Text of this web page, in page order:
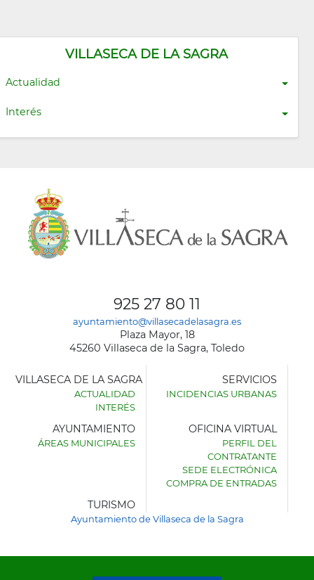
VILLASECA DE LA SAGRA
Actualidad
Interés
925 27 80 11
ayuntamiento@villasecadelasagra.es
Plaza Mayor, 18
45260 Villaseca de la Sagra, Toledo
AYUNTAMIENTO
VILLASECA DE LA SAGRA
ACTUALIDAD
INTERÉS
SERVICIOS
INCIDENCIAS URBANAS
AYUNTAMIENTO
ÁREAS MUNICIPALES
OFICINA VIRTUAL
PERFIL DEL
CONTRATANTE
SEDE ELECTRÓNICA
COMPRA DE ENTRADAS
TURISMO
Ayuntamiento de Villaseca de la Sagra